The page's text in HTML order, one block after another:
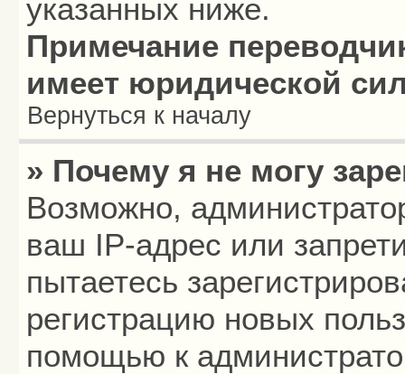
указанных ниже.
Примечание
имеет юридической
Вернуться к началу
» Почему я не могу
Возможно,
ваш IP-адрес или
пытаетесь
регистрацию новых
помощью к